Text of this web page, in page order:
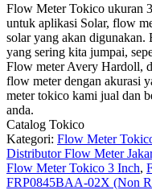
Flow Meter Tokico ukuran
untuk aplikasi Solar, flow
solar yang akan digunakan.
yang sering kita jumpai,
Flow meter Avery Hardoll,
flow meter dengan akurasi
meter tokico kami jual dan
anda.
Catalog Tokico
Kategori: Flow Meter
Distributor Flow Meter
Flow Meter Tokico 3 Inch,
FRP0845BAA-02X (Non